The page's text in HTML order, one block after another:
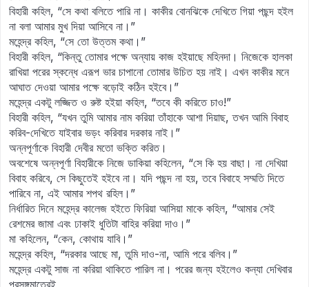
বিহারী কহিল, “সে কথা বলিতে পারি না। কাকীর বোনঝিকে দেখিতে গিয়া পছন্দ হইল
না বলা আমার মুখ দিয়া আসিবে না।”
মহেন্দ্র কহিল, “সে তো উত্তম কথা।”
বিহারী কহিল, “কিন্তু তোমার পক্ষে অন্যায় কাজ হইয়াছে মহিনদা। নিজেকে হালকা
রাখিয়া পরের স্কন্ধে এরূপ ভার চাপানো তোমার উচিত হয় নাই। এখন কাকীর মনে
আঘাত দেওয়া আমার পক্ষে বড়োই কঠিন হইবে।”
মহেন্দ্র একটু লজ্জিত ও রুষ্ট হইয়া কহিল, “তবে কী করিতে চাও!”
বিহারী কহিল, “যখন তুমি আমার নাম করিয়া তাঁহাকে আশা দিয়াছ, তখন আমি বিবাহ
করিব-দেখিতে যাইবার ভড়ং করিবার দরকার নাই।”
অন্নপূর্ণাকে বিহারী দেবীর মতো ভক্তি করিত।
অবশেষে অন্নপূর্ণা বিহারীকে নিজে ডাকিয়া কহিলেন, “সে কি হয় বাছা। না দেখিয়া
বিবাহ করিবে, সে কিছুতেই হইবে না। যদি পছন্দ না হয়, তবে বিবাহে সম্মতি দিতে
পারিবে না, এই আমার শপথ রহিল।”
নির্ধারিত দিনে মহেন্দ্র কালেজ হইতে ফিরিয়া আসিয়া মাকে কহিল, “আমার সেই
রেশমের জামা এবং ঢাকাই ধুতিটা বাহির করিয়া দাও।”
মা কহিলেন, “কেন, কোথায় যাবি।”
মহেন্দ্র কহিল, “দরকার আছে মা, তুমি দাও-না, আমি পরে বলিব।”
মহেন্দ্র একটু সাজ না করিয়া থাকিতে পারিল না। পরের জন্য হইলেও কন্যা দেখিবার
প্রসঙ্গমাত্রেই
Remember me